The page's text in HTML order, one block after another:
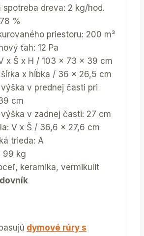
spotreba dreva: 2 kg/hod.
%
priestoru: 200 m³
ťah: 12 Pa
x Š x H / 103 x 73 x 39 cm
šírka x hĺbka / 36 x 26,5 cm
v prednej časti pri
cm
v zadnej časti: 27 cm
V x Š / 36,6 x 27,6 cm
trieda: A
99 kg
keramika, vermikulit
dymové rúry s